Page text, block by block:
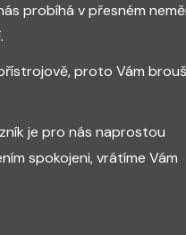
probíhá v přesném
proto Vám
je pro nás naprostou
spokojeni, vrátíme Vám